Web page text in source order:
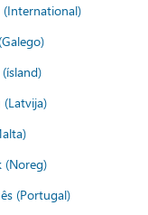
(International)
(Latvija)
(Noreg)
(Portugal)